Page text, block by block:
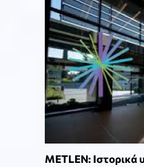
METLEN: Ιστορικά